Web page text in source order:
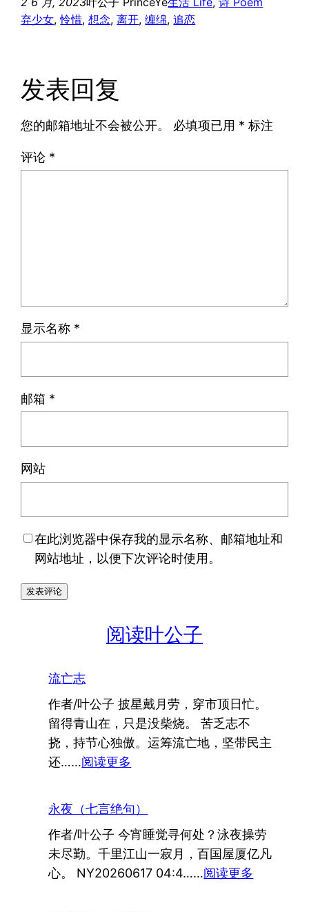
句）
弃少女, 怜惜, 想念, 离开, 缠绵, 追恋
发表回复
您的邮箱地址不会被公开。 必填项已用 * 标注
评论 *
显示名称 *
邮箱 *
网站
在此浏览器中保存我的显示名称、邮箱地址和
网站地址，以便下次评论时使用。
阅读叶公子
流亡志
作者/叶公子 披星戴月劳，穿市顶日忙。
留得青山在，只是没柴烧。 苦乏志不
挠，持节心独傲。运筹流亡地，坚带民主
还……阅读更多
志
永夜（七言绝句）
作者/叶公子 今宵睡觉寻何处？泳夜操劳
未尽勤。千里江山一寂月，百国屋厦亿凡
心。 NY20260617 04:4……阅读更多